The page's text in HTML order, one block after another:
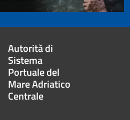
Autorità di
Sistema
Portuale del
Mare Adriatico
Centrale